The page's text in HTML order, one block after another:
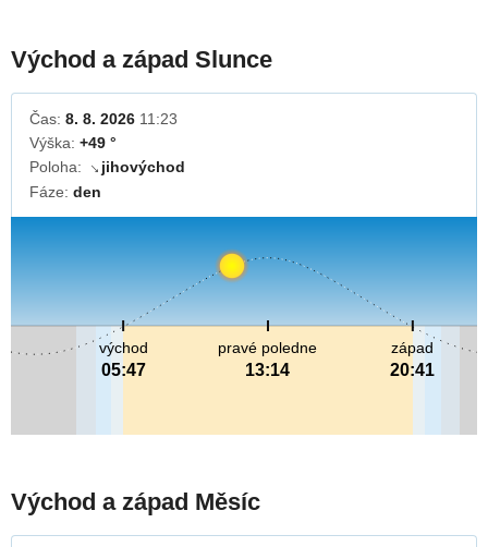
Východ a západ Slunce
Čas: 8. 8. 2026 11:23
Výška: +49 °
Poloha:
↓jihovýchod
Fáze: den
pravé poledne
13:14
východ
05:47
západ
20:41
Východ a západ Měsíc